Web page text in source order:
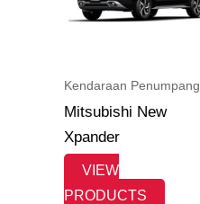
Kendaraan Penumpang
Mitsubishi New
Xpander
VIEW
PRODUCTS